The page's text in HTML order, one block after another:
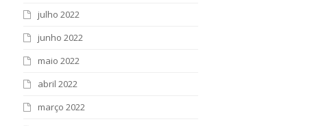
julho 2022
junho 2022
maio 2022
abril 2022
março 2022